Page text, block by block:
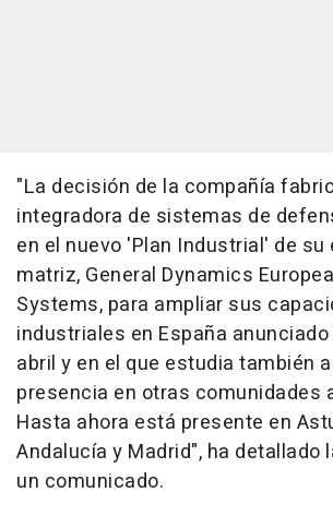
"La decisión de la compañía
integradora de sistemas de
en el nuevo 'Plan Industrial' de su
matriz, General Dynamics
Systems, para ampliar sus
industriales en España
abril y en el que estudia también
presencia en otras comunidades
Hasta ahora está presente en
Andalucía y Madrid", ha detallado
un comunicado.